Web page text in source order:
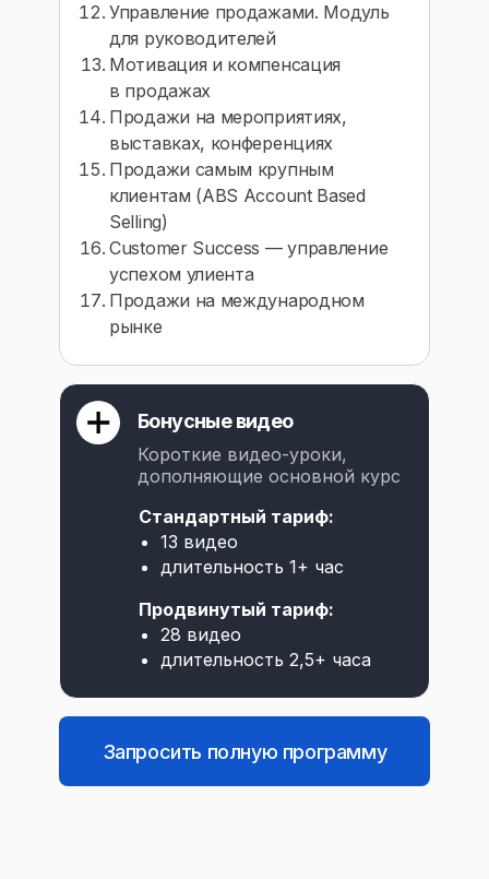
Продвинутый тариф:
28 видео
длительность 2,5+ часа
Стандартный тариф:
13 видео
длительность 1+ час
Короткие видео-уроки,
дополняющие основной курс
Бонусные видео
Управление продажами. Модуль
для руководителей
Мотивация и компенсация
в продажах
Продажи на мероприятиях,
выставках, конференциях
Продажи самым крупным
клиентам (ABS Account Based
Selling)
Customer Success — управление
успехом улиента
Продажи на международном
рынке
Запросить полную программу